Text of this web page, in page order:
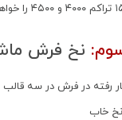
نخ فرش
رفته در فرش در سه قالب
خاب